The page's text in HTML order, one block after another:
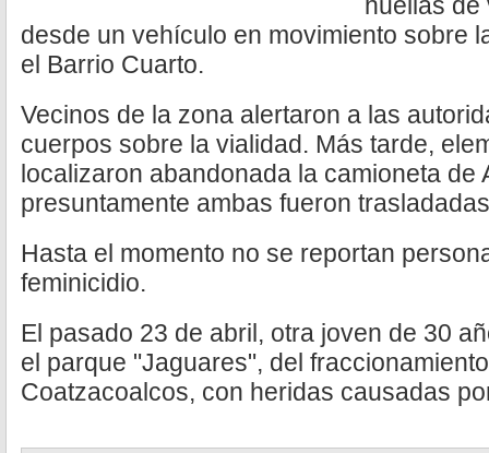
desde un vehículo en movimiento sobre
el Barrio Cuarto.
Vecinos de la zona alertaron a las
cuerpos sobre la vialidad. Más tarde,
localizaron abandonada la camioneta de
presuntamente ambas fueron
Hasta el momento no se reportan
feminicidio.
El pasado 23 de abril, otra joven de 30
el parque "Jaguares", del
Coatzacoalcos, con heridas causadas